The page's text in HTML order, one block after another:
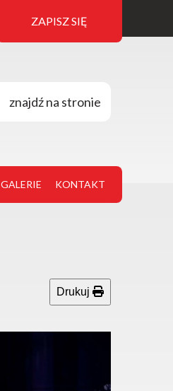
ZAPISZ SIĘ
GALERIE KONTAKT
Drukuj